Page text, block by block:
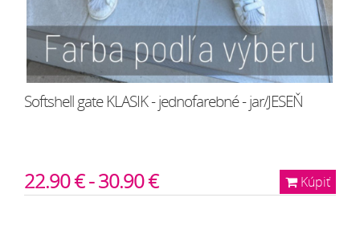
Softshell gate KLASIK - jednofarebné - jar/JESEŇ
Kúpiť
22.90 € - 30.90 €